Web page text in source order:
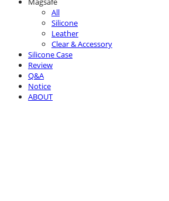
All
Silicone
Leather
Clear & Accessory
Silicone Case
Review
Q&A
Notice
ABOUT